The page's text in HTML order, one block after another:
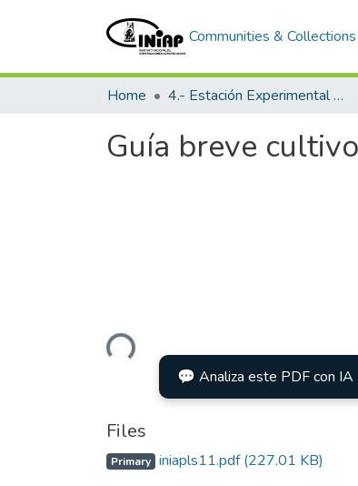
Communities & Collections
Home 4.- Estación Experimental Litoral Sur
Guía breve
Loading...
💬 Analiza este PDF con IA
Files
Primary iniapls11.pdf(227.01 KB)